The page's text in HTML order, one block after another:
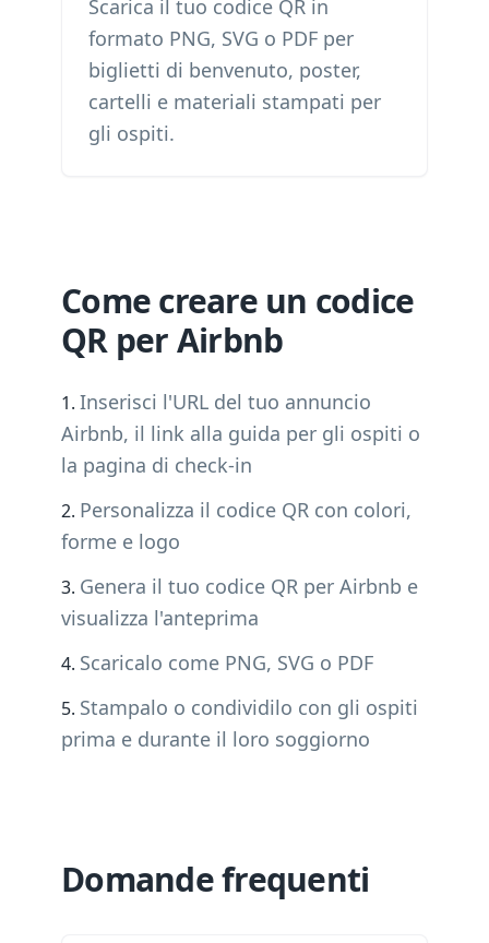
Scarica il tuo codice QR in
formato PNG, SVG o PDF per
biglietti di benvenuto, poster,
cartelli e materiali stampati per
gli ospiti.
Come creare un codice
QR per Airbnb
Inserisci l'URL del tuo annuncio
Airbnb, il link alla guida per gli ospiti o
la pagina di check-in
Personalizza il codice QR con colori,
forme e logo
Genera il tuo codice QR per Airbnb e
visualizza l'anteprima
Scaricalo come PNG, SVG o PDF
Stampalo o condividilo con gli ospiti
prima e durante il loro soggiorno
Domande frequenti